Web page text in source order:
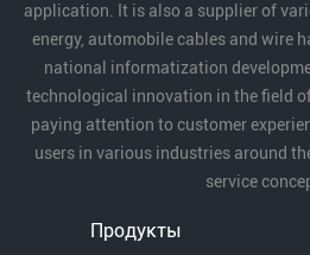
application. It is also a supplier of
energy, automobile cables and wire
national informatization
technological innovation in the field
paying attention to customer
users in various industries around
service
Продукты